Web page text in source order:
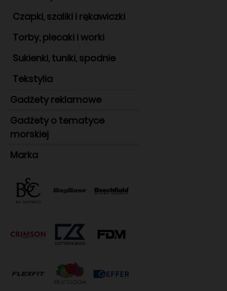
Czapki, szaliki i rękawiczki
Torby, plecaki i worki
Sukienki, tuniki, spodnie
Tekstylia
Gadżety reklamowe
Gadżety o tematyce
morskiej
Marka